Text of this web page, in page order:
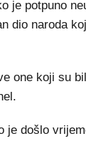
je potpuno
dio naroda
one koji su
je došlo